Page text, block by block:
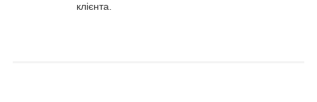
клієнта.